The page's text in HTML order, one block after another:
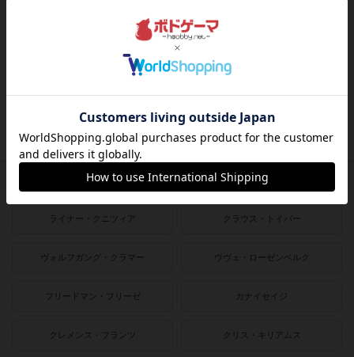
2000〜2010年 1990〜2000年
1980〜1990年 1950〜1980年
ライナー・クニツィア クラウス・トイバー
ヴォルフガング・クラマー ウヴェ・ローゼンベルク
フリードマン・フリーゼ カナイセイジ
クレメンス・フランツ クリス・キリアムス